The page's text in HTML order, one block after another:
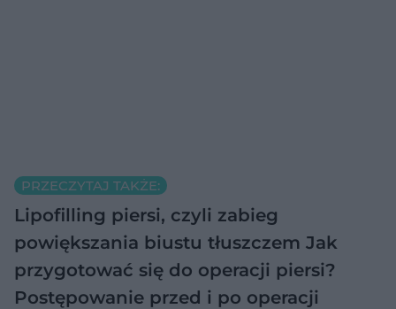
PRZECZYTAJ TAKŻE:
Lipofilling piersi, czyli zabieg
powiększania biustu tłuszczem Jak
przygotować się do operacji piersi?
Postępowanie przed i po operacji